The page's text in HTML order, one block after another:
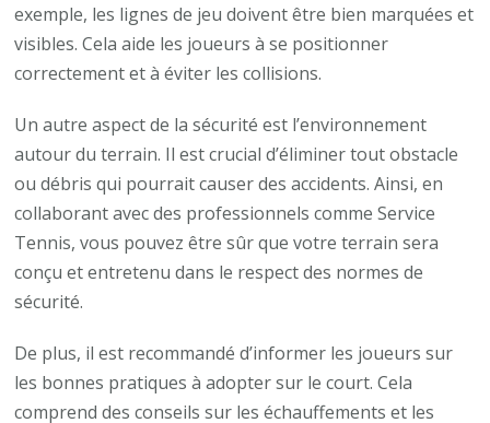
exemple, les lignes de jeu doivent être bien marquées et
visibles. Cela aide les joueurs à se positionner
correctement et à éviter les collisions.
Un autre aspect de la sécurité est l’environnement
autour du terrain. Il est crucial d’éliminer tout obstacle
ou débris qui pourrait causer des accidents. Ainsi, en
collaborant avec des professionnels comme Service
Tennis, vous pouvez être sûr que votre terrain sera
conçu et entretenu dans le respect des normes de
sécurité.
De plus, il est recommandé d’informer les joueurs sur
les bonnes pratiques à adopter sur le court. Cela
comprend des conseils sur les échauffements et les